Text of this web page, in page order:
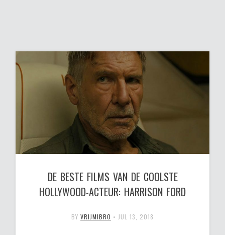
DE BESTE FILMS VAN DE COOLSTE
HOLLYWOOD-ACTEUR: HARRISON FORD
BY VRIJMIBRO • JUL 13, 2018